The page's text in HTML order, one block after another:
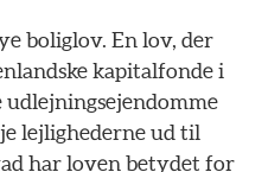
boliglov. En lov, der
kapitalfonde i
udlejningsejendomme
lejlighederne ud til
har loven betydet for